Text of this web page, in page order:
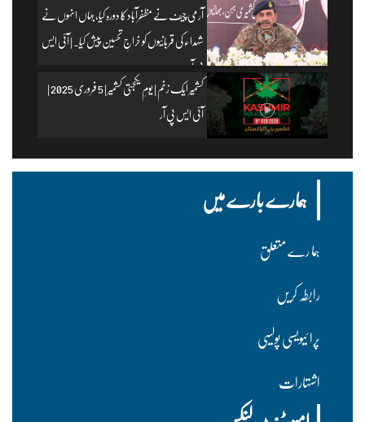
آرمی چیف نے مظفرآباد کا دورہ کیا، جہاں انہوں نے
شہداء کی قربانیوں کو خراجِ تحسین پیش کیا۔ | آئی ایس
پی آر
کشمیر ایک زخم | یومِ یکجہتی کشمیر | 5 فروری 2025 |
آئی ایس پی آر
ہمارے بارے میں
ہما رے متعلق
رابطہ کریں
پرا ئیویسی پولسیی
اشتہارات